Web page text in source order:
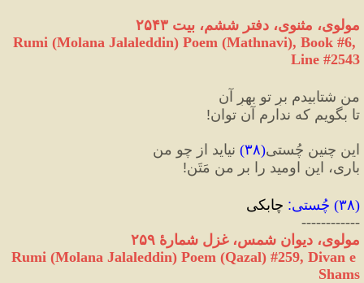
مولوی، مثنوی، دفتر ششم، بیت ۲۵۴۳
Rumi (Molana Jalaleddin) Poem (Mathnavi), Book #6,
Line #2543
من شتابیدم برِ تو بهرِ آن
تا بگویم که ندارم آن توان!
این چنین چُستی(۳۸) نیاید از چو من
باری، این اومید را بر من مَتَن!
(۳۸) چُستی: چابکی
------------
مولوی، دیوان شمس، غزل شمارهٔ ۲۵۹
Rumi (Molana Jalaleddin) Poem (Qazal) #259, Divan e
Shams